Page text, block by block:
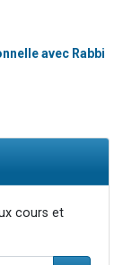
avec Rabbi
cours et